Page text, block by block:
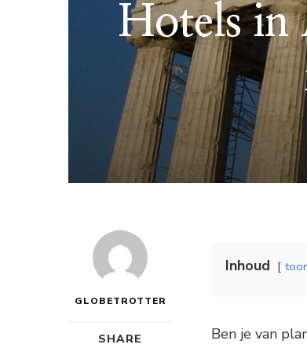
Hotels in
GLOBETROTTER
SHARE
Inhoud
Ben je van